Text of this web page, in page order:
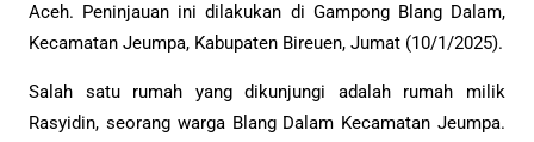
Aceh. Peninjauan ini dilakukan di Gampong Blang Dalam,
Kecamatan Jeumpa, Kabupaten Bireuen, Jumat (10/1/2025).
Salah satu rumah yang dikunjungi adalah rumah milik
Rasyidin, seorang warga Blang Dalam Kecamatan Jeumpa.